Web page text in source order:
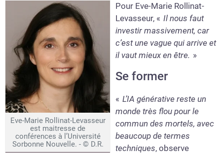
Eve-Marie Rollinat-Levasseur
est maitresse de
conférences à l’Université
Sorbonne Nouvelle. - © D.R.
Pour Eve-Marie Rollinat-
Levasseur, « Il nous faut
investir massivement, car
c’est une vague qui arrive et
il vaut mieux en être. »
Se former
« L’IA générative reste un
monde très flou pour le
commun des mortels, avec
beaucoup de termes
techniques, observe